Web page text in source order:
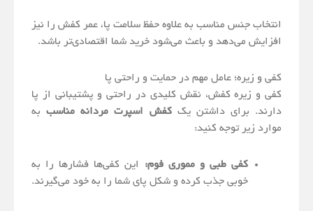
انتخاب جنس مناسب به علاوه حفظ سلامت پا، عمر کفش را نیز
افزایش می‌دهد و باعث می‌شود خرید شما اقتصادی‌تر باشد.
کفی و زیره؛ عامل مهم در حمایت و راحتی پا
کفی و زیره کفش، نقش کلیدی در راحتی و پشتیبانی از پا
دارند. برای داشتن یککفش اسپرت مردانه مناسببه
موارد زیر توجه کنید:
کفی طبی و مموری فوم: این کفی‌ها فشارها را به
خوبی جذب کرده و شکل پای شما را به خود می‌گیرند.